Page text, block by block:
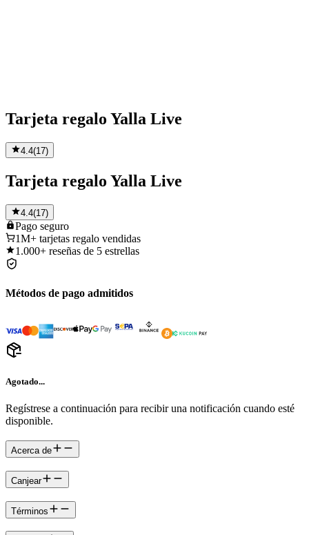
Tarjeta regalo Yalla Live
4.4(17)
Tarjeta regalo Yalla Live
4.4(17)
Pago seguro
1M+ tarjetas regalo vendidas
1.000+ reseñas de 5 estrellas
Métodos de pago admitidos
Agotado...
Regístrese a continuación para recibir una notificación cuando esté
disponible.
Acerca de
Canjear
Términos